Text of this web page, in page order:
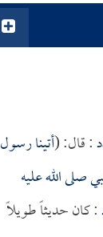
: قال: (أتينا رسول
صلى الله عليه
: كان حديثاً طويلاً